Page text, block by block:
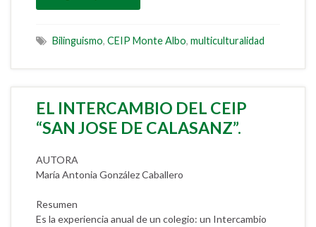
Bilinguismo, CEIP Monte Albo, multiculturalidad
EL INTERCAMBIO DEL CEIP
“SAN JOSE DE CALASANZ”.
AUTORA
María Antonia González Caballero
Resumen
Es la experiencia anual de un colegio: un Intercambio